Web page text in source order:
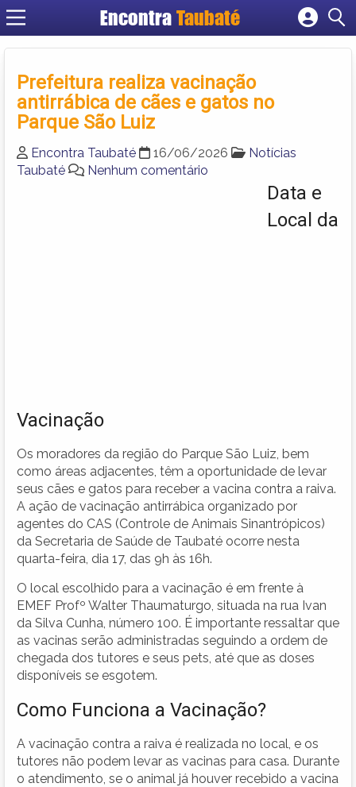
EncontraTaubaté
Cadastrar empresa
Criar conta
Prefeitura realiza vacinação
antirrábica de cães e gatos no
Parque São Luiz
Encontra Taubaté 16/06/2026
Notícias
Taubaté
Nenhum comentário
Data e
Local da
Vacinação
Os moradores da região do Parque São Luiz, bem
como áreas adjacentes, têm a oportunidade de levar
seus cães e gatos para receber a vacina contra a raiva.
A ação de vacinação antirrábica organizado por
agentes do CAS (Controle de Animais Sinantrópicos)
da Secretaria de Saúde de Taubaté ocorre nesta
quarta-feira, dia 17, das 9h às 16h.
O local escolhido para a vacinação é em frente à
EMEF Profº Walter Thaumaturgo, situada na rua Ivan
da Silva Cunha, número 100. É importante ressaltar que
as vacinas serão administradas seguindo a ordem de
chegada dos tutores e seus pets, até que as doses
disponíveis se esgotem.
Como Funciona a Vacinação?
A vacinação contra a raiva é realizada no local, e os
tutores não podem levar as vacinas para casa. Durante
o atendimento, se o animal já houver recebido a vacina